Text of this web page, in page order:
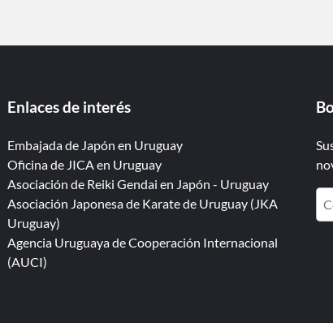
Enlaces de interés
Embajada de Japón en Uruguay
Oficina de JICA en Uruguay
Asociación de Reiki Gendai en Japón - Uruguay
Asociación Japonesa de Karate de Uruguay (JKA
Uruguay)
Agencia Uruguaya de Cooperación Internacional
(AUCI)